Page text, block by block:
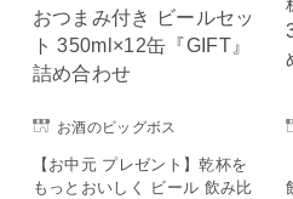
お酒のビッグボス
【お中元 プレゼント】乾杯を
もっとおいしく ビール 飲み比